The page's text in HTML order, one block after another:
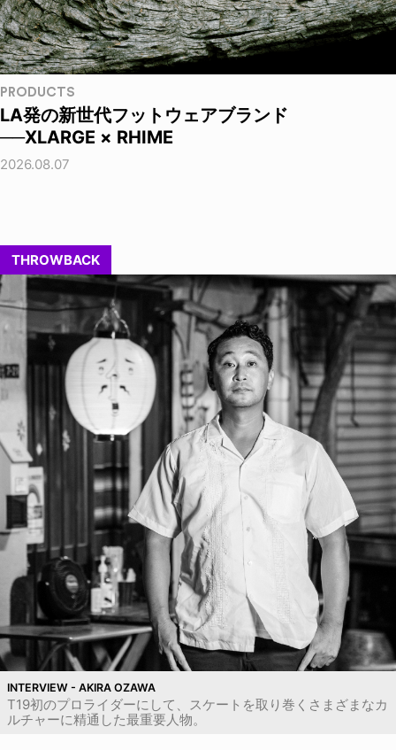
PRODUCTS
LA発の新世代フットウェアブランド
──XLARGE × RHIME
2026.08.07
THROWBACK
INTERVIEW - AKIRA OZAWA
T19初のプロライダーにして、スケートを取り巻くさまざまなカ
ルチャーに精通した最重要人物。